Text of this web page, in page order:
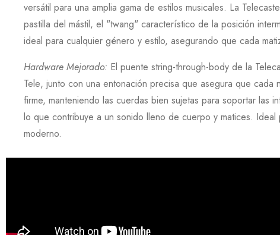
versátil para una amplia gama de estilos musicales. La
pastilla del mástil, el "twang" característico de la posición
ideal para cualquier género y estilo, asegurando que cada
Hardware Mejorado: El puente string-through-body de la
Tele, junto con una entonación precisa que asegura que cada
firme, manteniendo las cuerdas bien sujetas para soportar las
lo que contribuye a un sonido lleno de cuerpo y matices.
moderno.